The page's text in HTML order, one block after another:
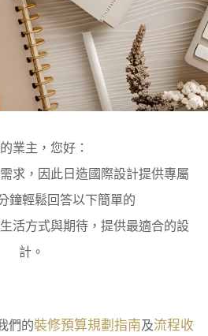
業主，您好：
求，因此日造國際設計提供專屬
鐘輕鬆回答以下簡單的
活方式與期待，提供最適合的設
計。
們的裝修預算規劃指南及流程收